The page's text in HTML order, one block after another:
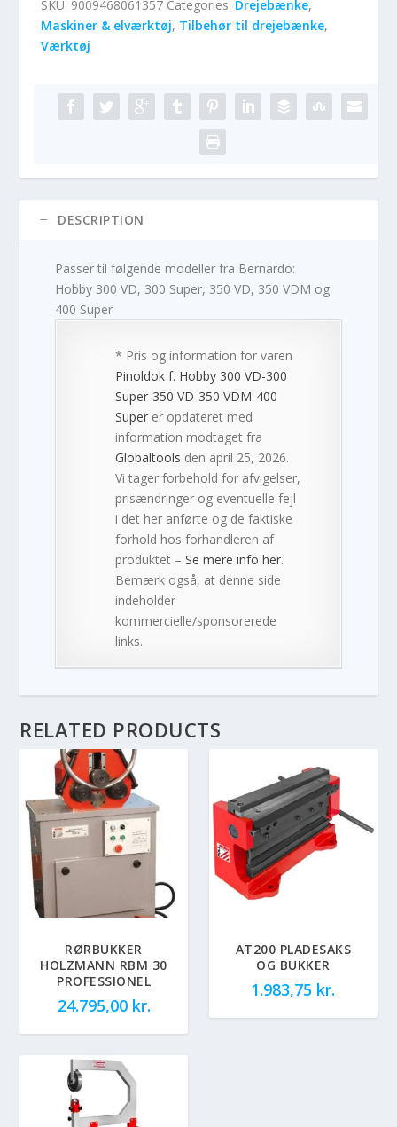
SKU: 9009468061357 Categories: Drejebænke,
Maskiner & elværktøj, Tilbehør til drejebænke,
Værktøj
DESCRIPTION
Passer til følgende modeller fra Bernardo:
Hobby 300 VD, 300 Super, 350 VD, 350 VDM og
400 Super
* Pris og information for varen
Pinoldok f. Hobby 300 VD-300
Super-350 VD-350 VDM-400
Super er opdateret med
information modtaget fra
Globaltools den april 25, 2026.
Vi tager forbehold for afvigelser,
prisændringer og eventuelle fejl
i det her anførte og de faktiske
forhold hos forhandleren af
produktet –Se mere info her.
Bemærk også, at denne side
indeholder
kommercielle/sponsorerede
links.
RELATED PRODUCTS
RØRBUKKER
HOLZMANN RBM 30
PROFESSIONEL
24.795,00 kr.
AT200 PLADESAKS
OG BUKKER
1.983,75 kr.